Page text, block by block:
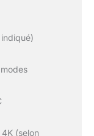
(selon